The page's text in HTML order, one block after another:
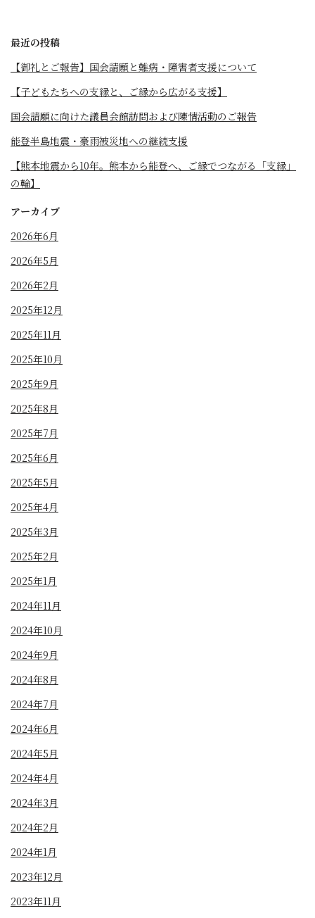
最近の投稿
【御礼とご報告】国会請願と難病・障害者支援について
【子どもたちへの支縁と、ご縁から広がる支援】
国会請願に向けた議員会館訪問および陳情活動のご報告
能登半島地震・豪雨被災地への継続支援
【熊本地震から10年。熊本から能登へ、ご縁でつながる「支縁」
の輪】
アーカイブ
2026年6月
2026年5月
2026年2月
2025年12月
2025年11月
2025年10月
2025年9月
2025年8月
2025年7月
2025年6月
2025年5月
2025年4月
2025年3月
2025年2月
2025年1月
2024年11月
2024年10月
2024年9月
2024年8月
2024年7月
2024年6月
2024年5月
2024年4月
2024年3月
2024年2月
2024年1月
2023年12月
2023年11月